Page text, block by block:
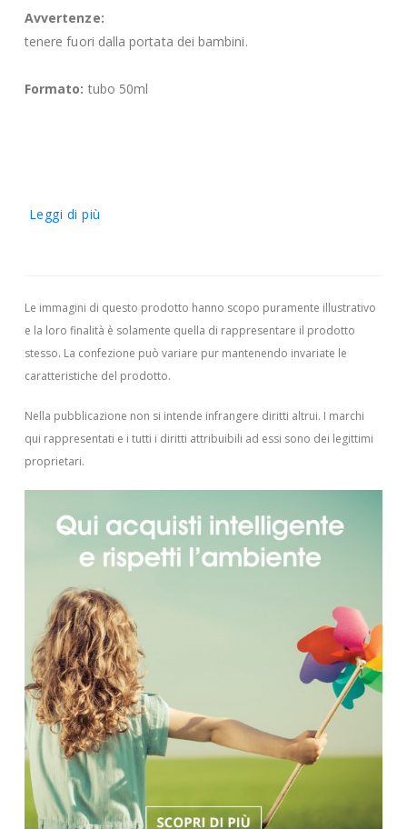
Avvertenze:
tenere fuori dalla portata dei bambini.
Formato: tubo 50ml
Leggi di più
Le immagini di questo prodotto hanno scopo puramente illustrativo
e la loro finalità è solamente quella di rappresentare il prodotto
stesso. La confezione può variare pur mantenendo invariate le
caratteristiche del prodotto.
Nella pubblicazione non si intende infrangere diritti altrui. I marchi
qui rappresentati e i tutti i diritti attribuibili ad essi sono dei legittimi
proprietari.